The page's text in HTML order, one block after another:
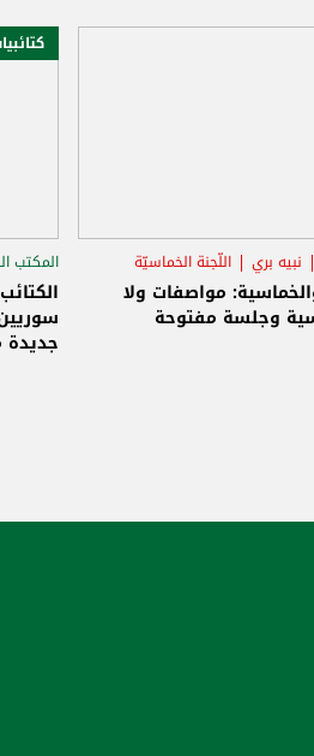
نبيه بري اللّجنة الخماسيّة
مواصفات ولا
وجلسة مفتوحة
المكتب
جديدة